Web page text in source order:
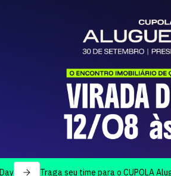
Traga seu time para o CUPOLA Aluguel Day